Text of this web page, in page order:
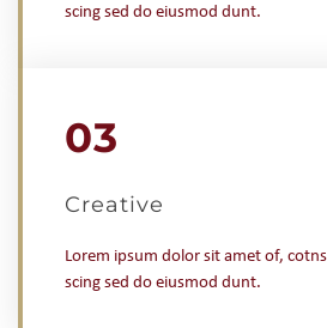
scing sed do eiusmod dunt.
03
Creative
Lorem ipsum dolor sit amet of,
scing sed do eiusmod dunt.